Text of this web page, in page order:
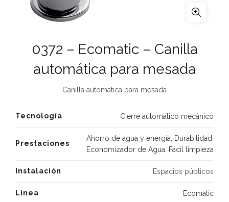
0372 – Ecomatic – Canilla
automática para mesada
Canilla automática para mesada
Tecnología Cierre automático mecánico
Prestaciones
Ahorro de agua y energía Durabilidad
Economizador de Agua
Fácil limpieza
Instalación Espacios públicos
Linea Ecomatic